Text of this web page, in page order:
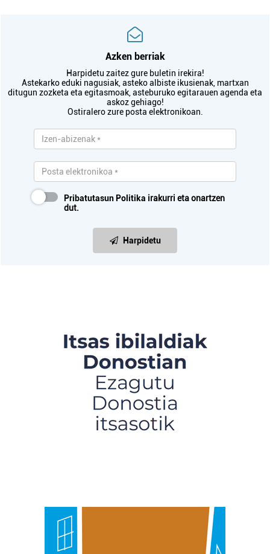
Azken berriak
Harpidetu zaitez gure buletin irekira!
Astekarko eduki nagusiak, asteko albiste ikusienak, martxan
ditugun zozketa eta egitasmoak, asteburuko egitarauen agenda eta
askoz gehiago!
Ostiralero zure posta elektronikoan.
Pribatutasun Politika irakurri eta onartzen
dut.
Harpidetu